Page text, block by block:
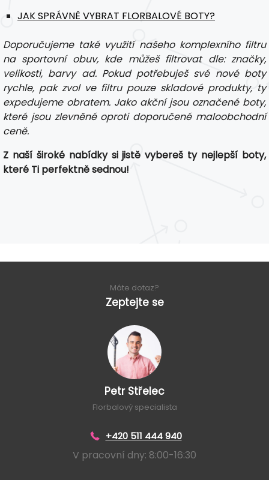
JAK SPRÁVNĚ VYBRAT FLORBALOVÉ BOTY?
Doporučujeme také využití našeho komplexního filtru
na sportovní obuv, kde můžeš filtrovat dle: značky,
velikosti, barvy ad. Pokud potřebuješ své nové boty
rychle, pak zvol ve filtru pouze skladové produkty, ty
expedujeme obratem. Jako akční jsou označené boty,
které jsou zlevněné oproti doporučené maloobchodní
ceně.
Z naší široké nabídky si jistě vybereš ty nejlepší boty,
které Ti perfektně sednou!
Máte dotaz?
Zeptejte se
Petr Střelec
Florbalový specialista
+420 511 444 940
V pracovní dny: 8:00-16:30